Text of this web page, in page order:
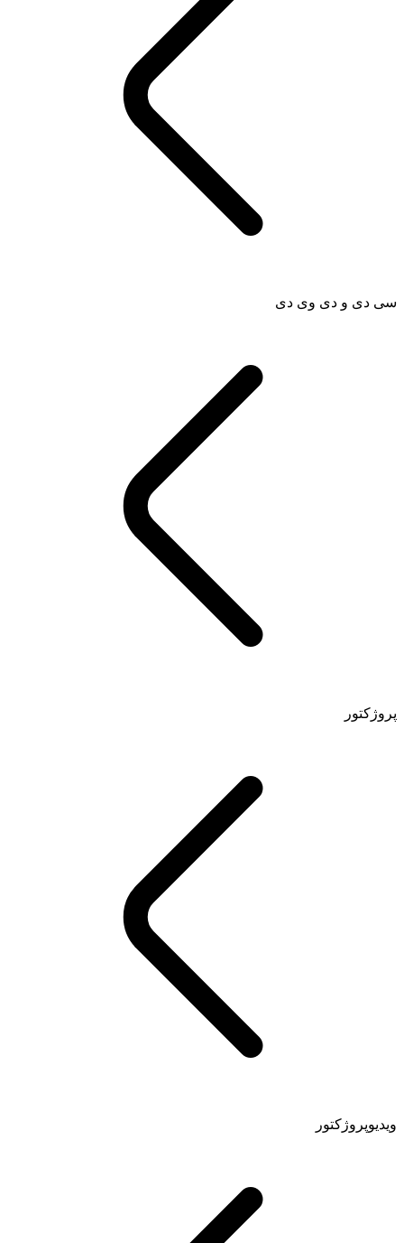
سی دی و دی وی دی
پروژکتور
ویدیوپروژکتور